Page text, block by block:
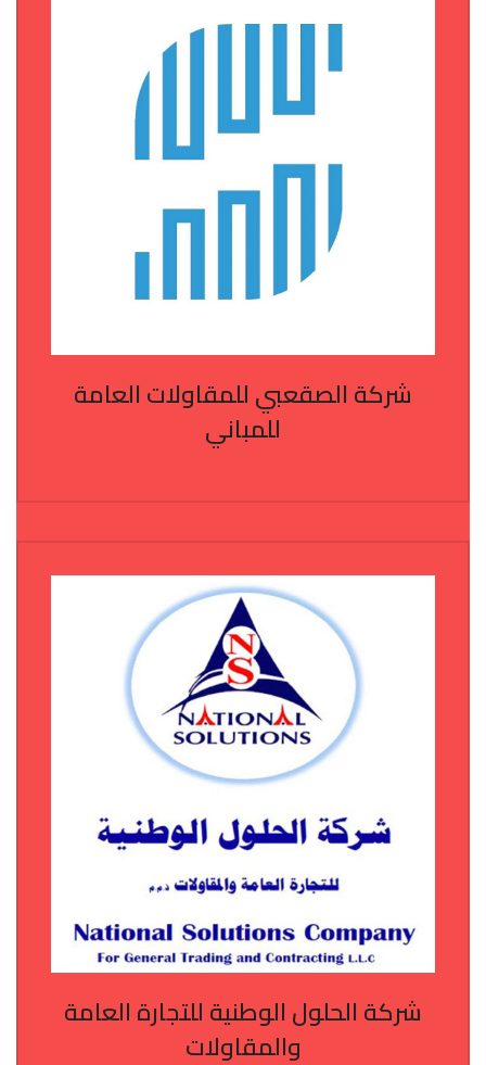
شركة الصقعبي للمقاولات العامة
للمباني
شركة الحلول الوطنية للتجارة العامة
والمقاولات